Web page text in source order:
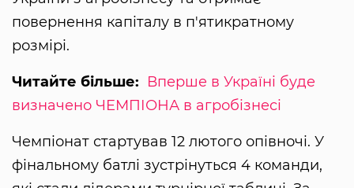
повернення капіталу в п'ятикратному
розмірі.
Читайте більше: Вперше в Україні буде
визначено ЧЕМПІОНА в агробізнесі
Чемпіонат стартував 12 лютого опівночі. У
фінальному батлі зустрінуться 4 команди,